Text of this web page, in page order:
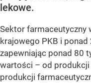
lekowe.
Sektor farmaceutyczny
krajowego PKB i
zapewniając ponad 80
wartości – od
produkcji